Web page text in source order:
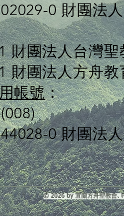
0 財團法人
團法人台灣聖
團法人方舟教
帳號：
0 財團法人
© 2026by 宜蘭方舟聖教會.